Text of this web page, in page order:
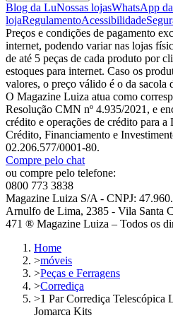
Blog da LuNossas lojasWhatsApp
lojaRegulamentoAcessibilidade
Preços e condições de pagamento
internet, podendo variar nas lojas
de até 5 peças de cada produto por
estoques para internet. Caso os
valores, o preço válido é o da sacola
O Magazine Luiza atua como
Resolução CMN nº 4.935/2021, e
crédito e operações de crédito para
Crédito, Financiamento e
02.206.577/0001-80.
Compre pelo chat
ou compre pelo telefone:
0800 773 3838
Magazine Luiza S/A - CNPJ:
Arnulfo de Lima, 2385 - Vila Santa
471 ® Magazine Luiza – Todos os
Home
>móveis
>Peças e Ferragens
>Corrediça
>1 Par Corrediça Telescópica
Jomarca Kits